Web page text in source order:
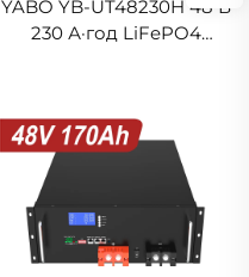
YABO YB-UT48230H 48 В
230 А·год LiFePO4
високовольтний
стаціонарний літій-
залізо-фосфатний
акумулятор, сонячна
батарея